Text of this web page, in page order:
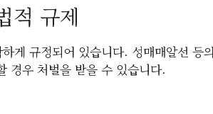
적 규제
게 규정되어 있습니다. 성매매알선 등
경우 처벌을 받을 수 있습니다.